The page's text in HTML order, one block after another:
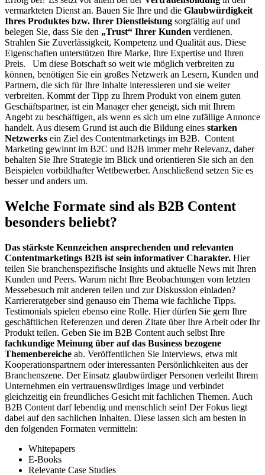
vermarkteten Dienst an. Bauen Sie Ihre und die Glaubwürdigkeit
Ihres Produktes bzw. Ihrer Dienstleistung sorgfältig auf und
belegen Sie, dass Sie den „Trust“ Ihrer Kunden verdienen.
Strahlen Sie Zuverlässigkeit, Kompetenz und Qualität aus. Diese
Eigenschaften unterstützen Ihre Marke, Ihre Expertise und Ihren
Preis. Um diese Botschaft so weit wie möglich verbreiten zu
können, benötigen Sie ein großes Netzwerk an Lesern, Kunden und
Partnern, die sich für Ihre Inhalte interessieren und sie weiter
verbreiten. Kommt der Tipp zu Ihrem Produkt von einem guten
Geschäftspartner, ist ein Manager eher geneigt, sich mit Ihrem
Angebt zu beschäftigen, als wenn es sich um eine zufällige Annonce
handelt. Aus diesem Grund ist auch die Bildung eines starken
Netzwerks ein Ziel des Contentmarketings im B2B. Content
Marketing gewinnt im B2C und B2B immer mehr Relevanz, daher
behalten Sie Ihre Strategie im Blick und orientieren Sie sich an den
Beispielen vorbildhafter Wettbewerber. Anschließend setzen Sie es
besser und anders um.
Welche Formate sind als B2B Content
besonders beliebt?
Das stärkste Kennzeichen ansprechenden und relevanten
Contentmarketings B2B ist sein informativer Charakter. Hier
teilen Sie branchenspezifische Insights und aktuelle News mit Ihren
Kunden und Peers. Warum nicht Ihre Beobachtungen vom letzten
Messebesuch mit anderen teilen und zur Diskussion einladen?
Karriereratgeber sind genauso ein Thema wie fachliche Tipps.
Testimonials spielen ebenso eine Rolle. Hier dürfen Sie gern Ihre
geschäftlichen Referenzen und deren Zitate über Ihre Arbeit oder Ihr
Produkt teilen. Geben Sie im B2B Content auch selbst Ihre
fachkundige Meinung über auf das Business bezogene
Themenbereiche ab. Veröffentlichen Sie Interviews, etwa mit
Kooperationspartnern oder interessanten Persönlichkeiten aus der
Branchenszene. Der Einsatz glaubwürdiger Personen verleiht Ihrem
Unternehmen ein vertrauenswürdiges Image und verbindet
gleichzeitig ein freundliches Gesicht mit fachlichen Themen. Auch
B2B Content darf lebendig und menschlich sein! Der Fokus liegt
dabei auf den sachlichen Inhalten. Diese lassen sich am besten in
den folgenden Formaten vermitteln:
Whitepapers
E-Books
Relevante Case Studies